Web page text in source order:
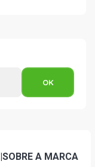
|SOBRE A MARCA